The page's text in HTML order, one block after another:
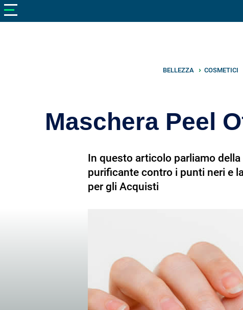
BELLEZZA COSMETICI
Maschera Peel
In questo articolo parliamo
purificante contro i punti neri e
per gli Acquisti
V netonutrizione
Dimagrire